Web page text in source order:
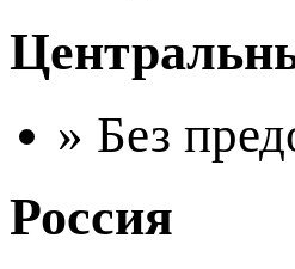
» Без
Россия